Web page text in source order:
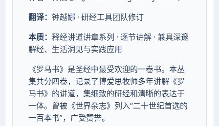
翻译： 钟越娜 · 研经工具团队修订
本质： 释经讲道讲章系列 · 逐节讲解 · 兼具深邃
解经、生活洞见与实践应用
《罗马书》是圣经中最受欢迎的一卷书。本丛
集共分四卷，记录了博爱思牧师多年讲解《罗
马书》的讲道，集细致的研经和清晰的表达于
一体。曾被《世界杂志》列入“二十世纪首选的
一百本书”，广受赞誉。